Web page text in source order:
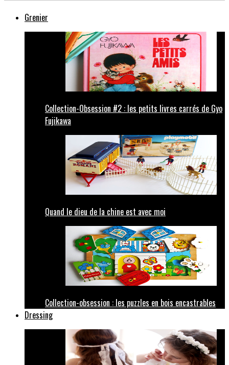
Grenier
Collection-Obsession #2 : les petits livres carrés de Gyo
Fujikawa
Quand le dieu de la chine est avec moi
Collection-obsession : les puzzles en bois encastrables
Dressing